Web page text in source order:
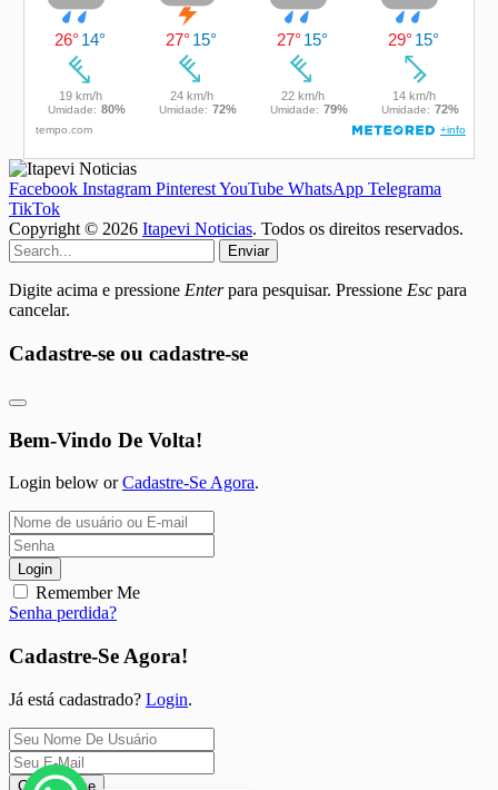
Facebook Instagram PinterestYouTube WhatsApp Telegrama
TikTok
Copyright © 2026 Itapevi Noticias. Todos os direitos reservados.
Enviar
Digite acima e pressione Enterpara pesquisar. Pressione Esc para
cancelar.
Cadastre-se ou cadastre-se
Bem-Vindo De Volta!
Login below orCadastre-Se Agora.
Login
Remember Me
Senha perdida?
Cadastre-Se Agora!
Já está cadastrado? Login.
Cadastre-se